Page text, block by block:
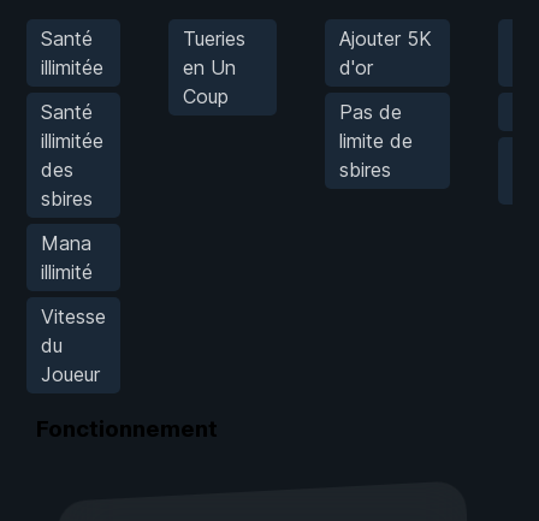
Santé
illimitée
Santé
illimitée
des
sbires
Mana
illimité
Vitesse
du
Joueur
Tueries
en Un
Coup
Ajouter 5K
d'or
Pas de
limite de
sbires
Fonctionnement